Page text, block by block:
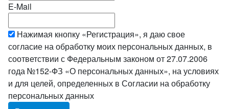
E-Mail
Нажимая кнопку «Регистрация», я даю свое
согласие на обработку моих персональных данных, в
соответствии с Федеральным законом от 27.07.2006
года №152-ФЗ «О персональных данных», на условиях
и для целей, определенных в Согласии на обработку
персональных данных